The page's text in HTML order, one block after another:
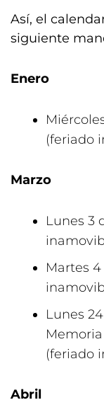
Así, el
siguiente
Enero
(feriado
Marzo
Lunes 3
Martes
Lunes
(feriado
Abril